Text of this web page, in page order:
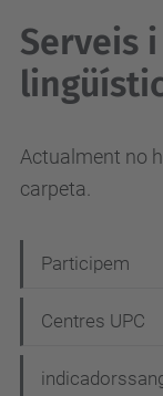
Serveis
Actualment no
carpeta.
a
v
Participem
Centres UPC